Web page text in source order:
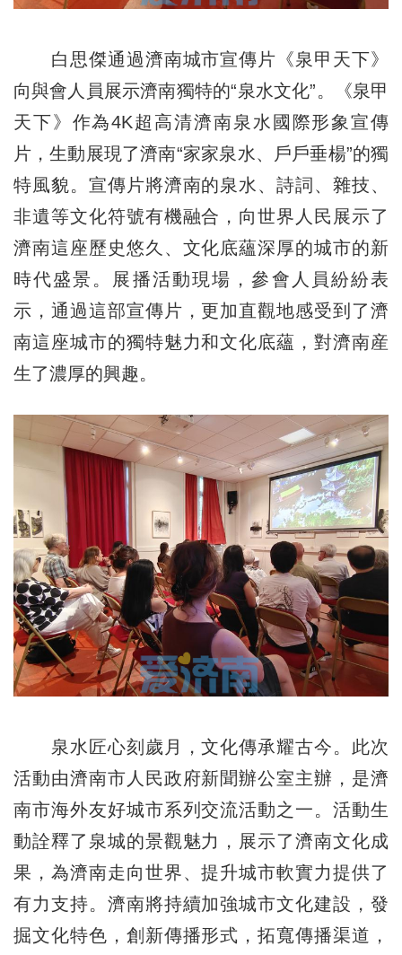
白思傑通過濟南城市宣傳片《泉甲天下》
向與會人員展示濟南獨特的“泉水文化”。《泉甲
天下》作為4K超高清濟南泉水國際形象宣傳
片，生動展現了濟南“家家泉水、戶戶垂楊”的獨
特風貌。宣傳片將濟南的泉水、詩詞、雜技、
非遺等文化符號有機融合，向世界人民展示了
濟南這座歷史悠久、文化底蘊深厚的城市的新
時代盛景。展播活動現場，參會人員紛紛表
示，通過這部宣傳片，更加直觀地感受到了濟
南這座城市的獨特魅力和文化底蘊，對濟南産
生了濃厚的興趣。
泉水匠心刻歲月，文化傳承耀古今。此次
活動由濟南市人民政府新聞辦公室主辦，是濟
南市海外友好城市系列交流活動之一。活動生
動詮釋了泉城的景觀魅力，展示了濟南文化成
果，為濟南走向世界、提升城市軟實力提供了
有力支持。濟南將持續加強城市文化建設，發
掘文化特色，創新傳播形式，拓寬傳播渠道，